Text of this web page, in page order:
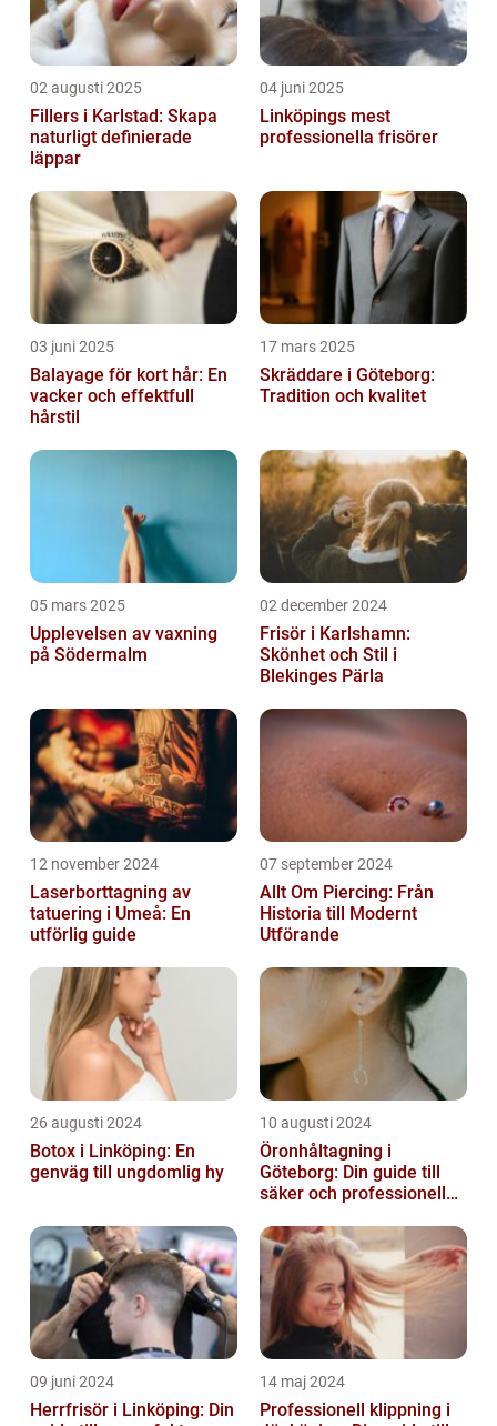
02 augusti 2025
Fillers i Karlstad: Skapa
naturligt definierade
läppar
04 juni 2025
Linköpings mest
professionella frisörer
03 juni 2025
Balayage för kort hår: En
vacker och effektfull
hårstil
17 mars 2025
Skräddare i Göteborg:
Tradition och kvalitet
05 mars 2025
Upplevelsen av vaxning
på Södermalm
02 december 2024
Frisör i Karlshamn:
Skönhet och Stil i
Blekinges Pärla
12 november 2024
Laserborttagning av
tatuering i Umeå: En
utförlig guide
07 september 2024
Allt Om Piercing: Från
Historia till Modernt
Utförande
26 augusti 2024
Botox i Linköping: En
genväg till ungdomlig hy
10 augusti 2024
Öronhåltagning i
Göteborg: Din guide till
säker och professionell
09 juni 2024
Herrfrisör i Linköping: Din
14 maj 2024
Professionell klippning i